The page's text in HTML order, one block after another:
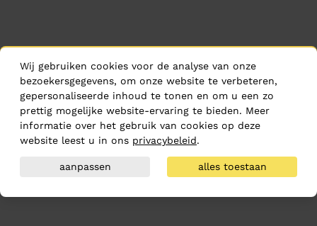
Wij gebruiken cookies voor de analyse van onze
bezoekersgegevens, om onze website te verbeteren,
gepersonaliseerde inhoud te tonen en om u een zo
prettig mogelijke website-ervaring te bieden. Meer
informatie over het gebruik van cookies op deze
website leest u in ons privacybeleid.
aanpassen alles toestaan